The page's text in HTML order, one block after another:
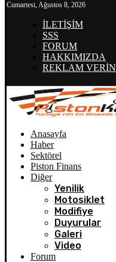
Cumartesi, Ağustos 8, 2026
İLETİŞİM
SSS
FORUM
HAKKIMIZDA
REKLAM VERİN
Anasayfa
Haber
Sektörel
Piston Finans
Diğer
Yenilik
Motosiklet
Modifiye
Duyurular
Galeri
Video
Forum